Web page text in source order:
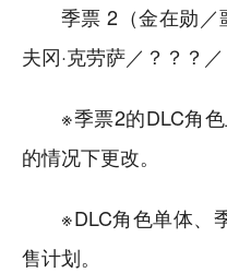
季票 2（金在勋／
夫冈·克劳萨／？？？／
※季票2的DLC角
的情况下更改。
※DLC角色单体、
售计划。